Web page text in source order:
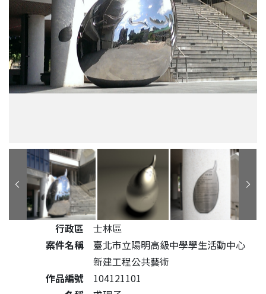
公共藝術作品詳細資料
行政區
士林區
案件名稱
臺北市立陽明高級中學學生活動中心
新建工程公共藝術
作品編號
104121101